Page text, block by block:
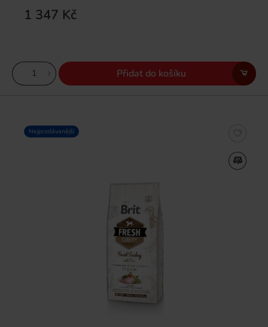
1 347 Kč
Přidat do košíku
Nejprodávanější